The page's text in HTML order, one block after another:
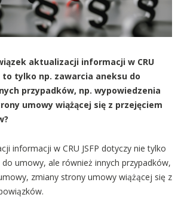
aktualizacji informacji w CRU
to tylko np. zawarcia aneksu do
przypadków, np. wypowiedzenia
umowy wiążącej się z przejęciem
informacji w CRU JSFP dotyczy nie tylko
umowy, ale również innych przypadków,
zmiany strony umowy wiążącej się z